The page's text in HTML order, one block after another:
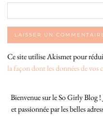
Ce site utilise Akismet pour
la façon dont les données de vos
Bienvenue sur le So Girly Blog
et passionnée par les belles